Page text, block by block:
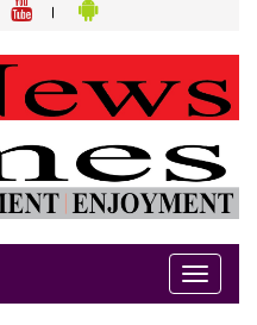
Toggle